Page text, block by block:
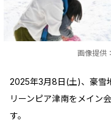
画像提供
2025年3月8日(土)、豪雪
リーンピア津南をメイン
す。